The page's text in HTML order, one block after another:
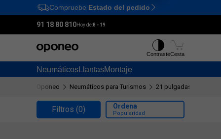
Ctrl M
Compruebe Estado del pedido
91 18 80 810Hoy de:8 - 19
Neumáticos LlantasMontaje
ContrasteCesta
Oponeo Neumáticos para Turismos 21 pulgadas
Filtros (0) Ordena
Popularidad